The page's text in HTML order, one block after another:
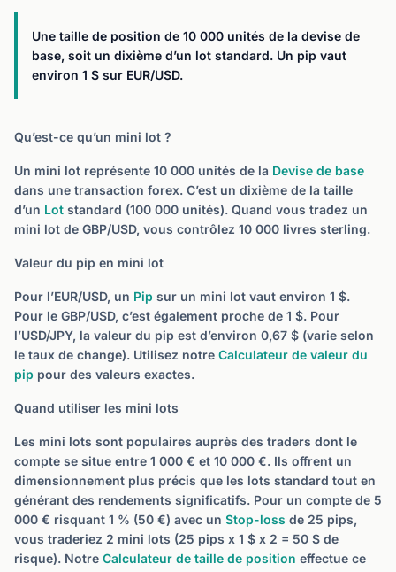
Une taille de position de 10 000 unités de la devise de
base, soit un dixième d’un lot standard. Un pip vaut
environ 1 $ sur EUR/USD.
Qu’est-ce qu’un mini lot ?
Un mini lot représente 10 000 unités de la Devise de base
dans une transaction forex. C’est un dixième de la taille
d’un Lot standard (100 000 unités). Quand vous tradez un
mini lot de GBP/USD, vous contrôlez 10 000 livres sterling.
Valeur du pip en mini lot
Pour l’EUR/USD, un Pip sur un mini lot vaut environ 1 $.
Pour le GBP/USD, c’est également proche de 1 $. Pour
l’USD/JPY, la valeur du pip est d’environ 0,67 $ (varie selon
le taux de change). Utilisez notre Calculateur de valeur du
pip pour des valeurs exactes.
Quand utiliser les mini lots
Les mini lots sont populaires auprès des traders dont le
compte se situe entre 1 000 € et 10 000 €. Ils offrent un
dimensionnement plus précis que les lots standard tout en
générant des rendements significatifs. Pour un compte de 5
000 € risquant 1 % (50 €) avec un Stop-loss de 25 pips,
vous traderiez 2 mini lots (25 pips x 1 $ x 2 = 50 $ de
risque). Notre Calculateur de taille de position effectue ce